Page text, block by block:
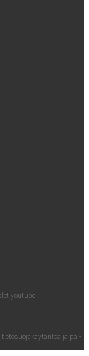
tie­to­suo­ja­käy­tän­töä ja pal­